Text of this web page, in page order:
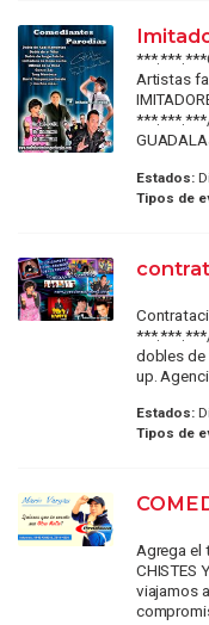
Artistas
Estados:
Tipos de
dobles de
up.
Estados:
Tipos de
Agrega el
CHISTES
viajamos